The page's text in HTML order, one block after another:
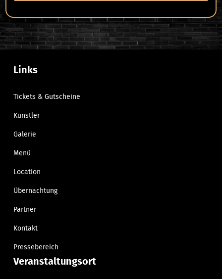
Links
Tickets & Gutscheine
Künstler
Galerie
Menü
Location
Übernachtung
Partner
Kontakt
Pressebereich
Veranstaltungsort